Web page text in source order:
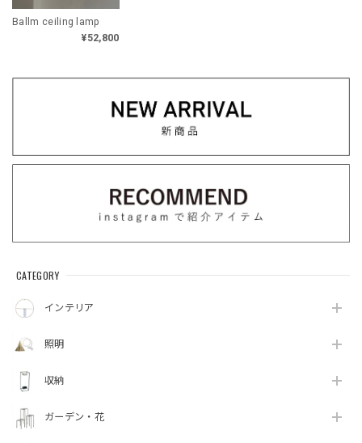
CATEGORY
インテリア
照明
収納
ガーデン・花
Ballm ceiling lamp
¥52,800